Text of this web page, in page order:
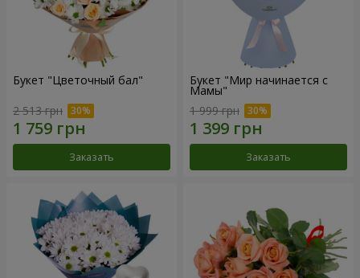
Букет "Цветочный бал"
2 513 грн
Заказать
Букет "Мир начинается с
Мамы"
1 999 грн
Заказать